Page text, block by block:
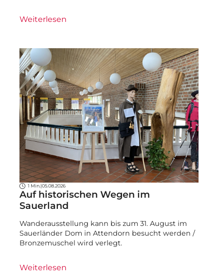
Weiterlesen
1 Min.| 05.08.2026
Auf historischen Wegen im
Sauerland
Wanderausstellung kann bis zum 31. August im
Sauerländer Dom in Attendorn besucht werden /
Bronzemuschel wird verlegt.
Weiterlesen